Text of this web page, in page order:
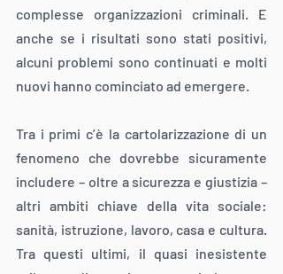
complesse organizzazioni criminali. E
anche se i risultati sono stati positivi,
alcuni problemi sono continuati e molti
nuovi hanno cominciato ad emergere.
Tra i primi c’è la cartolarizzazione di un
fenomeno che dovrebbe sicuramente
includere – oltre a sicurezza e giustizia –
altri ambiti chiave della vita sociale:
sanità, istruzione, lavoro, casa e cultura.
Tra questi ultimi, il quasi inesistente